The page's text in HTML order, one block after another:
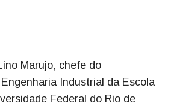
Marujo, chefe do
Industrial da Escola
Federal do Rio de